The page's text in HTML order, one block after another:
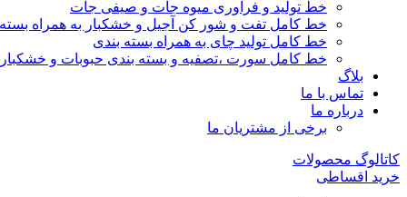
خط تولید و فرآوری میوه جات و صیفی جات
خط کامل تفت و شور کن آجیل و خشکبار به همراه
خط کامل تولید چای به همراه بسته بندی
خط کامل سورت ،تصفیه و بسته بندی حبوبات و خشکبار
بلاگ
تماس با ما
درباره ما
برخی از مشتریان ما
کاتالوگ محصولات
خرید اقساطی